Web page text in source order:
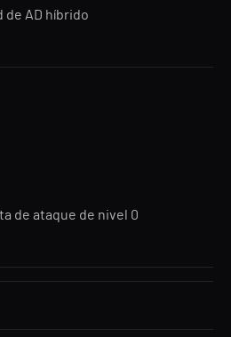
de AD híbrido
de ataque de nivel 0